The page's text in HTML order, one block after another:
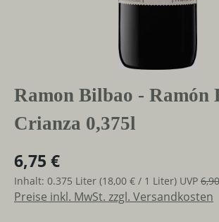
Ramon Bilbao - Ramón
Crianza 0,375l
6,75 €
Inhalt: 0.375 Liter (18,00 € / 1 Liter) UVP
Preise inkl. MwSt. zzgl. Versandkosten